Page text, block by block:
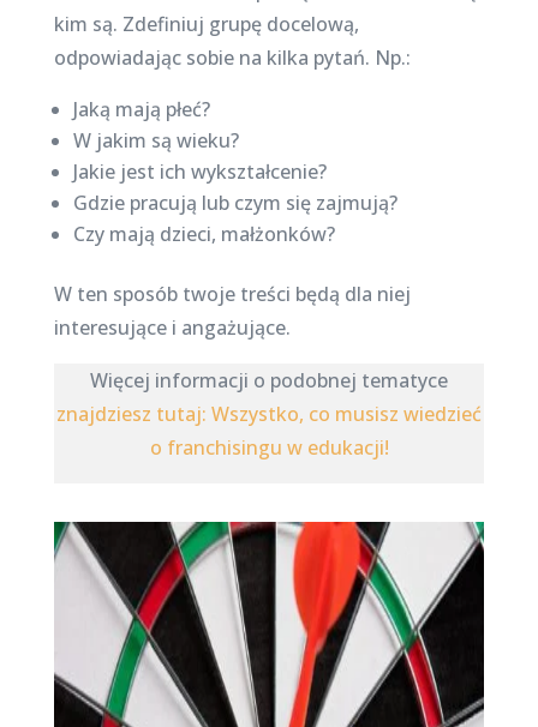
kim są. Zdefiniuj grupę docelową,
odpowiadając sobie na kilka pytań. Np.:
Jaką mają płeć?
W jakim są wieku?
Jakie jest ich wykształcenie?
Gdzie pracują lub czym się zajmują?
Czy mają dzieci, małżonków?
W ten sposób twoje treści będą dla niej
interesujące i angażujące.
Więcej informacji o podobnej tematyce
znajdziesz tutaj: Wszystko, co musisz wiedzieć
o franchisingu w edukacji!